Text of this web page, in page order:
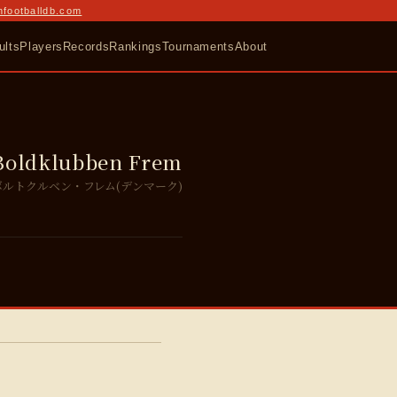
Players RecordsRankingsTournamentsAbout
Frem
トクルベン・フレム(デンマーク)